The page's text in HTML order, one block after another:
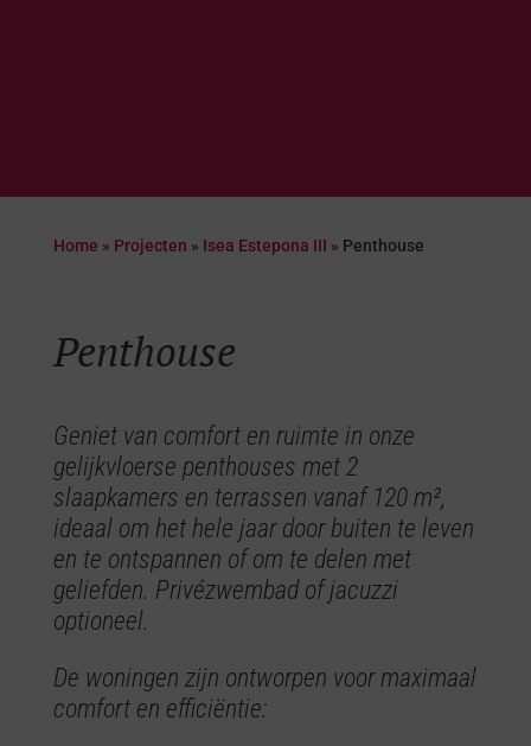
Home » Projecten » Isea Estepona III » Penthouse
Penthouse
Geniet van comfort en ruimte in onze
gelijkvloerse penthouses met 2
slaapkamers en terrassen vanaf 120 m²,
ideaal om het hele jaar door buiten te leven
en te ontspannen of om te delen met
geliefden. Privézwembad of jacuzzi
optioneel.
De woningen zijn ontworpen voor maximaal
comfort en efficiëntie: